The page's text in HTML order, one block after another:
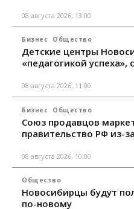
08 августа 2026, 13:00
Бизнес Общество
Детские центры
«педагогикой успеха»,
08 августа 2026, 11:00
Бизнес Общество
Союз продавцов
правительство РФ из-
08 августа 2026, 10:00
Общество
Новосибирцы будут
по-новому